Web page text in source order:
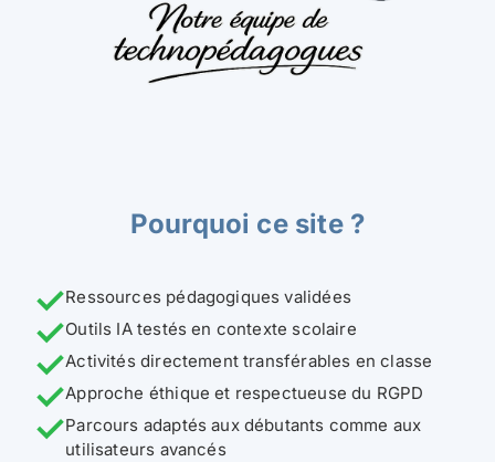
Pourquoi ce site ?
✓Ressources pédagogiques validées
✓Outils IA testés en contexte scolaire
✓Activités directement transférables en classe
✓Approche éthique et respectueuse du RGPD
✓Parcours adaptés aux débutants comme aux
utilisateurs avancés